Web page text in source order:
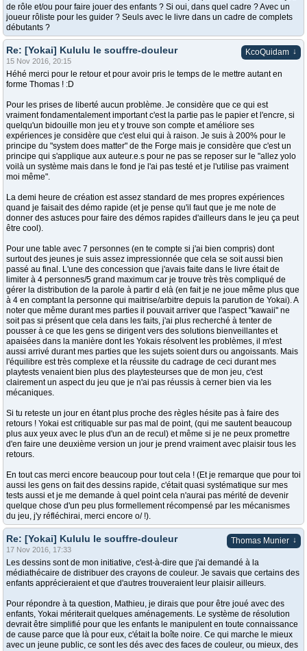
de rôle et/ou pour faire jouer des enfants ? Si oui, dans quel cadre ? Avec un
joueur rôliste pour les guider ? Seuls avec le livre dans un cadre de complets
débutants ?
KcoQuidam ↓
Re: [Yokai] Kululu le souffre-douleur
15 Nov 2016, 20:15
Héhé merci pour le retour et pour avoir pris le temps de le mettre autant en
forme Thomas ! :D
Pour les prises de liberté aucun problème. Je considère que ce qui est
vraiment fondamentalement important c'est la partie pas le papier et l'encre, si
quelqu'un bidouille mon jeu et y trouve son compte et améliore ses
expériences je considère que c'est elui qui à raison. Je suis à 200% pour le
principe du "system does matter" de the Forge mais je considère que c'est un
principe qui s'applique aux auteur.e.s pour ne pas se reposer sur le "allez yolo
voilà un système mais dans le fond je l'ai pas testé et je l'utilise pas vraiment
moi même".
La demi heure de création est assez standard de mes propres expériences
quand je faisait des démo rapide (et je pense qu'il faut que je me note de
donner des astuces pour faire des démos rapides d'ailleurs dans le jeu ça peut
être cool).
Pour une table avec 7 personnes (en te compte si j'ai bien compris) dont
surtout des jeunes je suis assez impressionnée que cela se soit aussi bien
passé au final. L'une des concession que j'avais faite dans le livre était de
limiter à 4 personnes/5 grand maximum car je trouve très très compliqué de
gérer la distribution de la parole à partir d elà (en fait je ne joue même plus que
à 4 en comptant la personne qui maitrise/arbitre depuis la parution de Yokai). A
noter que même durant mes parties il pouvait arriver que l'aspect "kawaii" ne
soit pas si présent que cela dans les faits, j'ai plus recherché à tenter de
pousser à ce que les gens se dirigent vers des solutions bienveillantes et
apaisées dans la manière dont les Yokais résolvent les problèmes, il m'est
aussi arrivé durant mes parties que les sujets soient durs ou angoissants. Mais
l'équilibre est très complexe et la réussite du cadrage de ceci durant mes
playtests venaient bien plus des playtesteurses que de mon jeu, c'est
clairement un aspect du jeu que je n'ai pas réussis à cerner bien via les
mécaniques.
Si tu reteste un jour en étant plus proche des règles hésite pas à faire des
retours ! Yokai est critiquable sur pas mal de point, (qui me sautent beaucoup
plus aux yeux avec le plus d'un an de recul) et même si je ne peux promettre
d'en faire une deuxième version un jour je prend vraiment avec plaisir tous les
retours.
En tout cas merci encore beaucoup pour tout cela ! (Et je remarque que pour toi
aussi les gens on fait des dessins rapide, c'était quasi systématique sur mes
tests aussi et je me demande à quel point cela n'aurai pas mérité de devenir
quelque chose d'un peu plus formellement récompensé par les mécanismes
du jeu, j'y réfléchirai, merci encore o/ !).
Thomas Munier ↓
Re: [Yokai] Kululu le souffre-douleur
17 Nov 2016, 17:33
Les dessins sont de mon initiative, c'est-à-dire que j'ai demandé à la
médiathécaire de distribuer des crayons de couleur. Je savais que certains des
enfants apprécieraient et que d'autres trouveraient leur plaisir ailleurs.
Pour répondre à ta question, Mathieu, je dirais que pour être joué avec des
enfants, Yokai mériterait quelques aménagements. Le système de résolution
devrait être simplifié pour que les enfants le manipulent en toute connaissance
de cause parce que là pour eux, c'était la boîte noire. Ce qui marche le mieux
avec un jeune public, ce sont les dés avec des faces de couleur, ou mieux, des